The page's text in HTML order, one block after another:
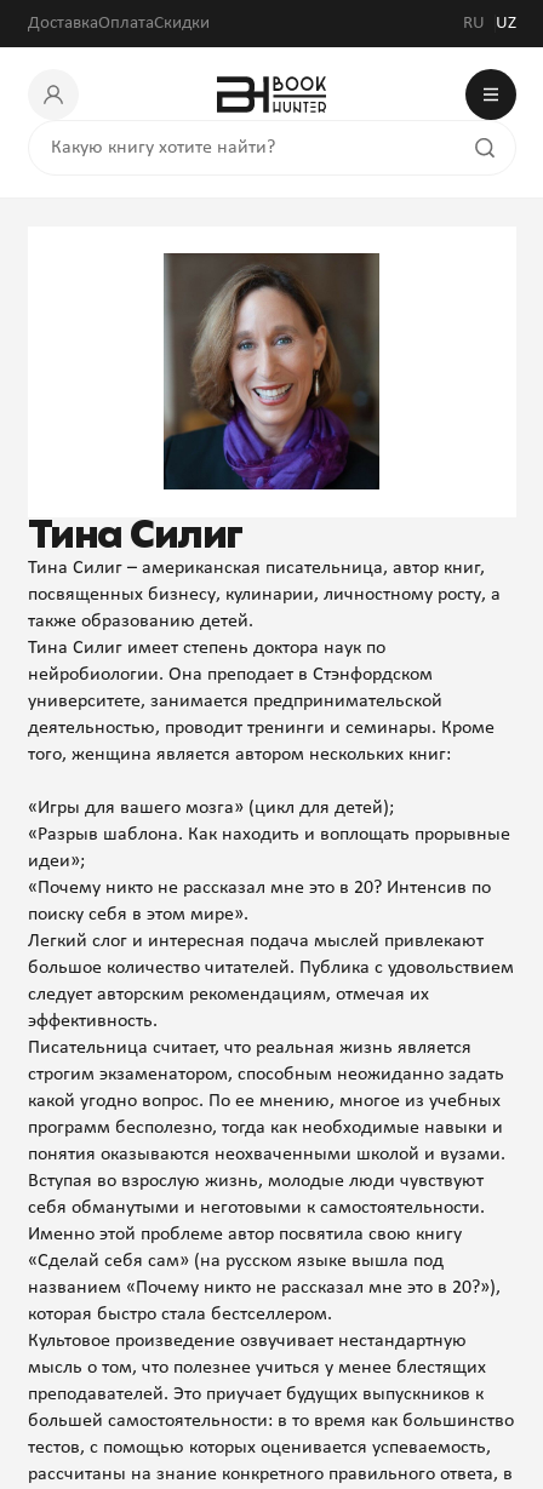
ДоставкаОплатаСкидки RU UZ
Тина Силиг
Тина Силиг – американская писательница, автор книг,
посвященных бизнесу, кулинарии, личностному росту, а
также образованию детей.
Тина Силиг имеет степень доктора наук по
нейробиологии. Она преподает в Стэнфордском
университете, занимается предпринимательской
деятельностью, проводит тренинги и семинары. Кроме
того, женщина является автором нескольких книг:
«Игры для вашего мозга» (цикл для детей);
«Разрыв шаблона. Как находить и воплощать прорывные
идеи»;
«Почему никто не рассказал мне это в 20? Интенсив по
поиску себя в этом мире».
Легкий слог и интересная подача мыслей привлекают
большое количество читателей. Публика с удовольствием
следует авторским рекомендациям, отмечая их
эффективность.
Писательница считает, что реальная жизнь является
строгим экзаменатором, способным неожиданно задать
какой угодно вопрос. По ее мнению, многое из учебных
программ бесполезно, тогда как необходимые навыки и
понятия оказываются неохваченными школой и вузами.
Вступая во взрослую жизнь, молодые люди чувствуют
себя обманутыми и неготовыми к самостоятельности.
Именно этой проблеме автор посвятила свою книгу
«Сделай себя сам» (на русском языке вышла под
названием «Почему никто не рассказал мне это в 20?»),
которая быстро стала бестселлером.
Культовое произведение озвучивает нестандартную
мысль о том, что полезнее учиться у менее блестящих
преподавателей. Это приучает будущих выпускников к
большей самостоятельности: в то время как большинство
тестов, с помощью которых оценивается успеваемость,
рассчитаны на знание конкретного правильного ответа, в